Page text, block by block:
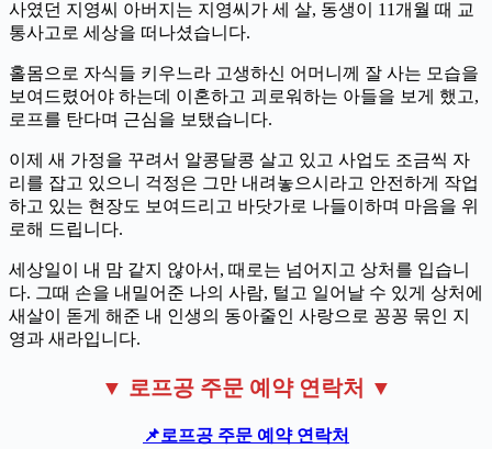
사였던 지영씨 아버지는 지영씨가 세 살, 동생이 11개월 때 교
통사고로 세상을 떠나셨습니다.
홀몸으로 자식들 키우느라 고생하신 어머니께 잘 사는 모습을
보여드렸어야 하는데 이혼하고 괴로워하는 아들을 보게 했고,
로프를 탄다며 근심을 보탰습니다.
이제 새 가정을 꾸려서 알콩달콩 살고 있고 사업도 조금씩 자
리를 잡고 있으니 걱정은 그만 내려놓으시라고 안전하게 작업
하고 있는 현장도 보여드리고 바닷가로 나들이하며 마음을 위
로해 드립니다.
세상일이 내 맘 같지 않아서, 때로는 넘어지고 상처를 입습니
다. 그때 손을 내밀어준 나의 사람, 털고 일어날 수 있게 상처에
새살이 돋게 해준 내 인생의 동아줄인 사랑으로 꽁꽁 묶인 지
영과 새라입니다.
▼ 로프공 주문 예약 연락처 ▼
📌로프공 주문 예약 연락처